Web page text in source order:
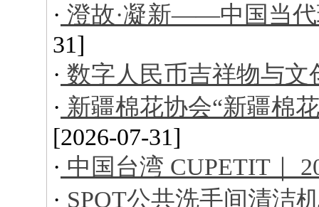
· 澄故·凝新——中国当
31]
· 数字人民币吉祥物与文
· 新疆棉花协会“新疆棉
[2026-07-31]
· 中国台湾 CUPETIT｜
· SPOT公共洗手间清洁